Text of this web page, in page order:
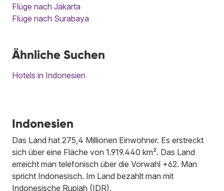
Flüge nach Jakarta
Flüge nach Surabaya
Ähnliche Suchen
Hotels in Indonesien
Indonesien
Das Land hat 275,4 Millionen Einwohner. Es erstreckt
sich über eine Fläche von 1.919.440 km². Das Land
erreicht man telefonisch über die Vorwahl +62. Man
spricht Indonesisch. Im Land bezahlt man mit
Indonesische Rupiah (IDR).